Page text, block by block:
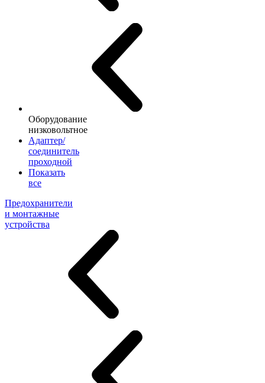
Оборудование
низковольтное
Адаптер/
соединитель
проходной
Показать
все
Предохранители
и монтажные
устройства